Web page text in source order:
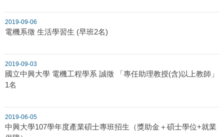
2019-09-06
電機系徵 生活學習生 (早班2名)
2019-09-03
國立中興大學 電機工程學系 誠徵 「專任助理教授(含)以上教師」
1名
2019-06-05
中興大學107學年度產業碩士專班招生（獎助金＋碩士學位+就業